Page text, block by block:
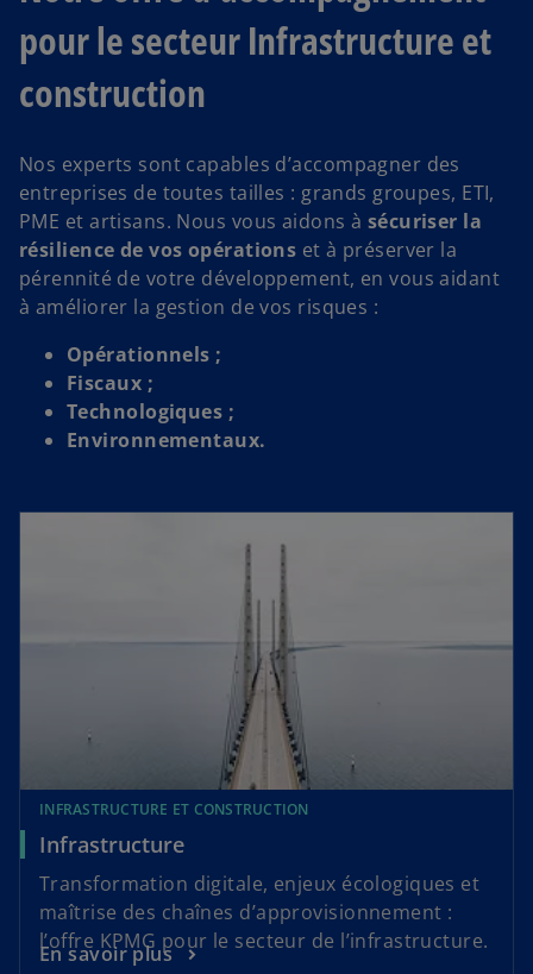
pour le secteur Infrastructure et
construction
Nos experts sont capables d’accompagner des
entreprises de toutes tailles : grands groupes, ETI,
PME et artisans. Nous vous aidons à sécuriser la
résilience de vos opérations et à préserver la
pérennité de votre développement, en vous aidant
à améliorer la gestion de vos risques :
Opérationnels ;
Fiscaux ;
Technologiques ;
Environnementaux.
INFRASTRUCTURE ET CONSTRUCTION
Infrastructure
Transformation digitale, enjeux écologiques et
maîtrise des chaînes d’approvisionnement :
l’offre KPMG pour le secteur de l’infrastructure.
En savoir plus